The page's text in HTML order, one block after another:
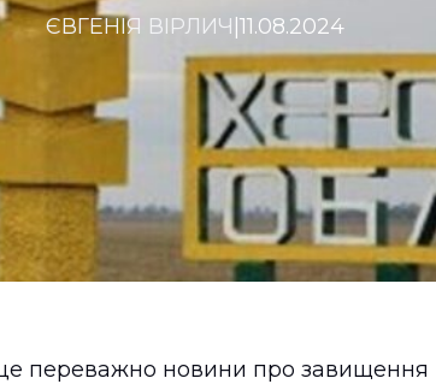
ЄВГЕНІЯ ВІРЛИЧ 11.08.2024
переважно новини про завищення